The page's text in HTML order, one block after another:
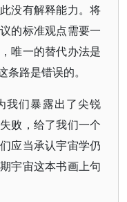
没有解释能力。将
的标准观点需要一
唯一的替代办法是
路是错误的。
我们暴露出了尖锐
败，给了我们一个
应当承认宇宙学仍
宇宙这本书画上句